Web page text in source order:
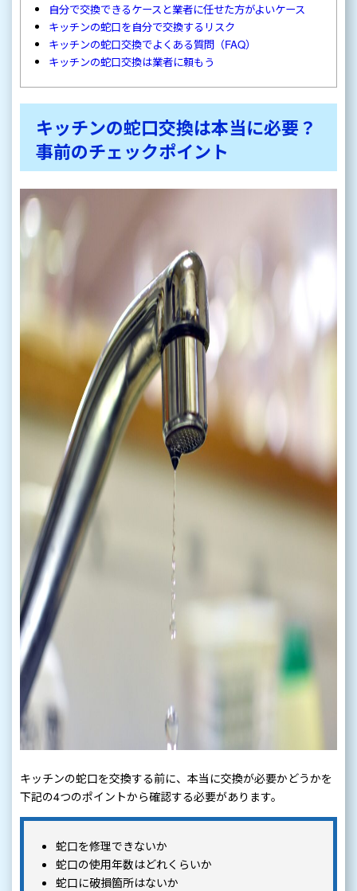
自分で交換できるケースと業者に任せた方がよいケース
キッチンの蛇口を自分で交換するリスク
キッチンの蛇口交換でよくある質問（FAQ）
キッチンの蛇口交換は業者に頼もう
キッチンの蛇口交換は本当に必要？
事前のチェックポイント
キッチンの蛇口を交換する前に、本当に交換が必要かどうかを
下記の4つのポイントから確認する必要があります。
蛇口を修理できないか
蛇口の使用年数はどれくらいか
蛇口に破損箇所はないか